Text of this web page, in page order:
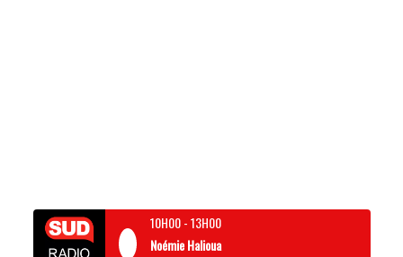
10H00-13H00
Noémie Halioua